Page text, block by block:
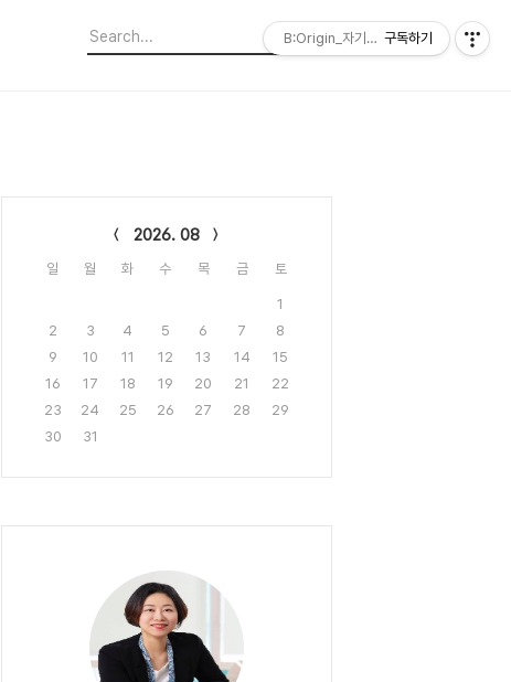
2026. 08
일 월 화 수 목 금 토
1
2
3 4 5 6 7
8
9
10 11 12 13 14
15
16
17 18 19 20 21
22
23
24 25 26 27 28
29
30
31
B:Origin_자기다움을 디자인합니다
구독하기